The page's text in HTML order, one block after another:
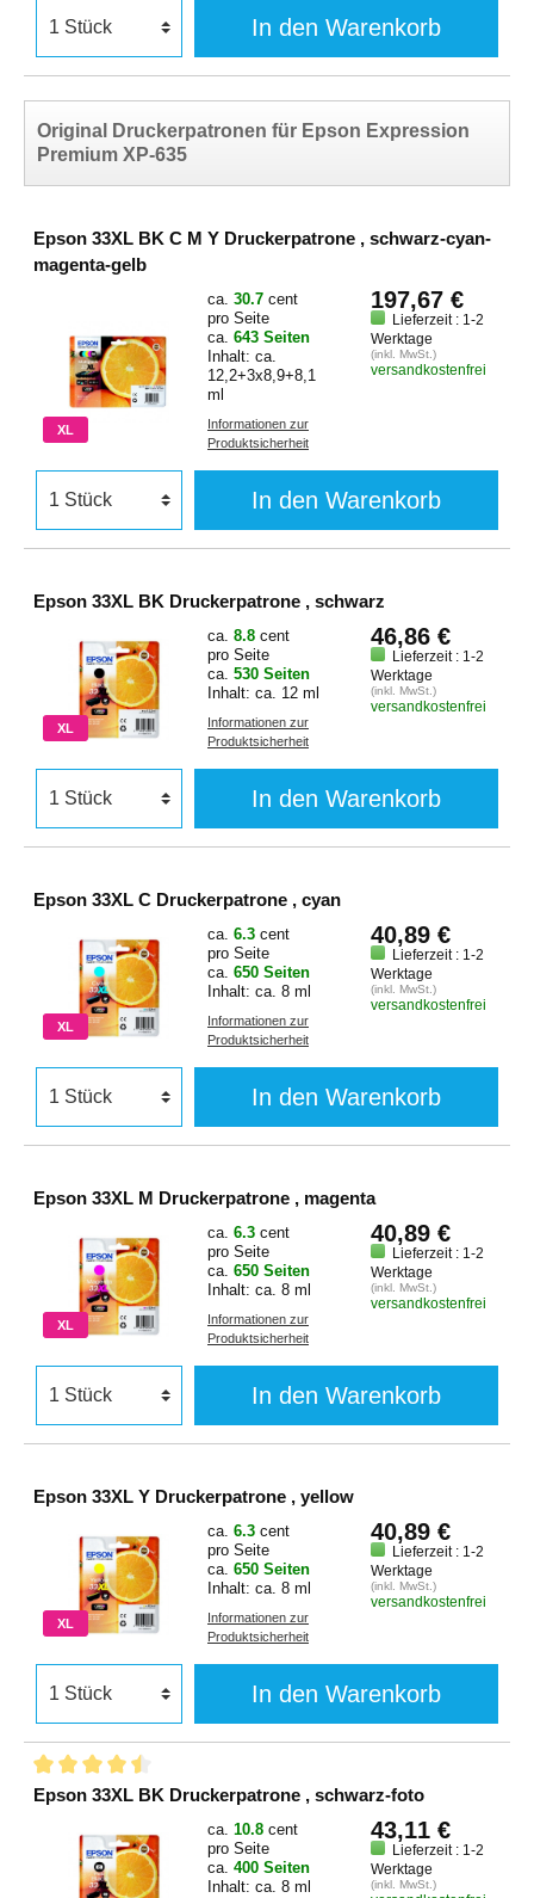
In den Warenkorb
Original Druckerpatronen für Epson Expression
Premium XP-635
Epson 33XL BK C M Y Druckerpatrone , schwarz-cyan-
magenta-gelb
XL
ca. 30.7 cent
pro Seite
ca. 643 Seiten
Inhalt: ca.
12,2+3x8,9+8,1
ml
Informationen zur
Produktsicherheit
197,67 €
Lieferzeit : 1-2
Werktage
(inkl. MwSt.)
versandkostenfrei
In den Warenkorb
Epson 33XL BK Druckerpatrone , schwarz
XL
ca. 8.8 cent
pro Seite
ca. 530 Seiten
Inhalt: ca. 12 ml
Informationen zur
Produktsicherheit
46,86 €
Lieferzeit : 1-2
Werktage
(inkl. MwSt.)
versandkostenfrei
In den Warenkorb
Epson 33XL C Druckerpatrone , cyan
XL
ca. 6.3 cent
pro Seite
ca. 650 Seiten
Inhalt: ca. 8 ml
Informationen zur
Produktsicherheit
40,89 €
Lieferzeit : 1-2
Werktage
(inkl. MwSt.)
versandkostenfrei
In den Warenkorb
Epson 33XL M Druckerpatrone , magenta
XL
ca. 6.3 cent
pro Seite
ca. 650 Seiten
Inhalt: ca. 8 ml
Informationen zur
Produktsicherheit
40,89 €
Lieferzeit : 1-2
Werktage
(inkl. MwSt.)
versandkostenfrei
In den Warenkorb
Epson 33XL Y Druckerpatrone , yellow
XL
ca. 6.3 cent
pro Seite
ca. 650 Seiten
Inhalt: ca. 8 ml
Informationen zur
Produktsicherheit
40,89 €
Lieferzeit : 1-2
Werktage
(inkl. MwSt.)
versandkostenfrei
In den Warenkorb
Epson 33XL BK Druckerpatrone , schwarz-foto
ca. 10.8 cent
pro Seite
ca. 400 Seiten
Inhalt: ca. 8 ml
43,11 €
Lieferzeit : 1-2
Werktage
(inkl. MwSt.)